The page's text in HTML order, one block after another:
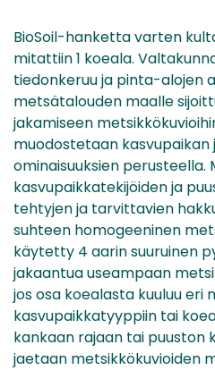
BioSoil-hanketta varten
mitattiin 1 koeala.
tiedonkeruu ja pinta-alojen
metsätalouden maalle
jakamiseen
muodostetaan kasvupaikan
ominaisuuksien perusteella.
kasvupaikkatekijöiden ja
tehtyjen ja tarvittavien
suhteen homogeeninen
käytetty 4 aarin suuruinen
jakaantua useampaan
jos osa koealasta kuuluu eri
kasvupaikkatyyppiin tai
kankaan rajaan tai puuston
jaetaan metsikkökuvioiden